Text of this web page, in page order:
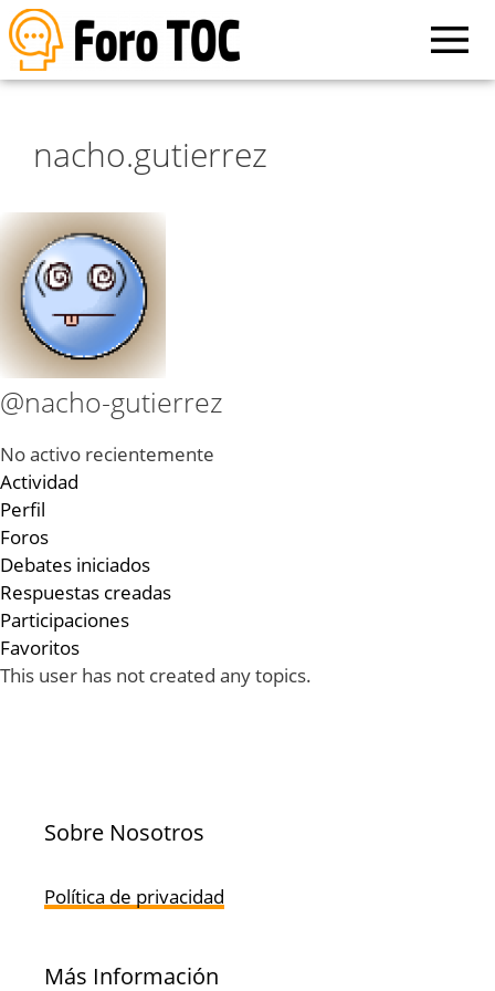
nacho.gutierrez
@nacho-gutierrez
No activo recientemente
Actividad
Perfil
Foros
Debates iniciados
Respuestas creadas
Participaciones
Favoritos
This user has not created any topics.
Sobre Nosotros
Política de privacidad
Más Información